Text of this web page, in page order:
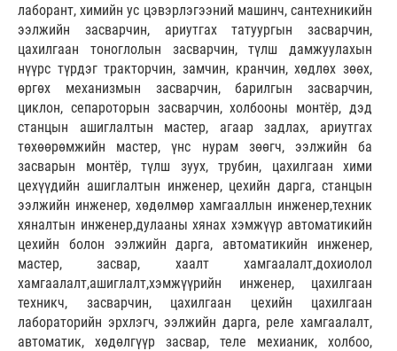
лаборант, химийн ус цэвэрлэгээний машинч, сантехникийн
ээлжийн засварчин, ариутгах татуургын засварчин,
цахилгаан тоноглолын засварчин, түлш дамжуулахын
нүүрс түрдэг тракторчин, замчин, кранчин, хөдлөх зөөх,
өргөх механизмын засварчин, барилгын засварчин,
циклон, сепароторын засварчин, холбооны монтёр, дэд
станцын ашиглалтын мастер, агаар задлах, ариутгах
төхөөрөмжийн мастер, үнс нурам зөөгч, ээлжийн ба
засварын монтёр, түлш зуух, трубин, цахилгаан хими
цехүүдийн ашиглалтын инженер, цехийн дарга, станцын
ээлжийн инженер, хөдөлмөр хамгааллын инженер,техник
хяналтын инженер,дулааны хянах хэмжүүр автоматикийн
цехийн болон ээлжийн дарга, автоматикийн инженер,
мастер, засвар, хаалт хамгаалалт,дохиолол
хамгаалалт,ашиглалт,хэмжүүрийн инженер, цахилгаан
техникч, засварчин, цахилгаан цехийн цахилгаан
лабораторийн эрхлэгч, ээлжийн дарга, реле хамгаалалт,
автоматик, хөдөлгүүр засвар, теле мехианик, холбоо,